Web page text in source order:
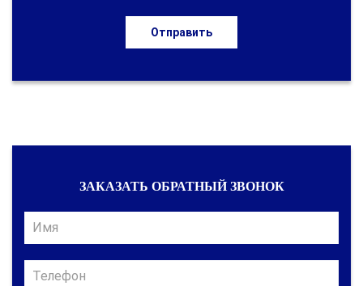
Отправить
ЗАКАЗАТЬ ОБРАТНЫЙ ЗВОНОК